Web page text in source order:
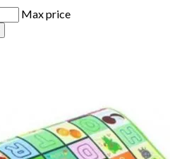
Max price